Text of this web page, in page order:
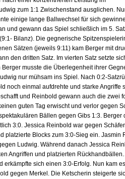
zum 1:1 Zwischenstand ausglichen.
einige lange Ballwechsel für sich
und gewann das Spiel schließlich im 5.
Bilanz). Die gegnerische
Sätzen (jeweils 9:11) kam Berger mit
den dritten Satz. Im vierten Satz setzte
musste die Überlegenheit ihrer
nur mühsam ins Spiel. Nach 0:2-
noch einmal aufdrehte und starke Angriffe
und Reinbold gewann auch die zwei
guten Tag erwischt und verlor gegen
Bällen gegen Gibs 1:3. Berger
3:0. Jessica Reinbold war gegen
platzierte Blocks zum 3:0-Sieg ein. Jasmin
Ludwig. Während danach Jessica
Angriffen und platzierten Rückhandbällen.
sich einen 3:0-Erfolg. Nun kam
gegen Merkel. Die Ketscherin steigerte